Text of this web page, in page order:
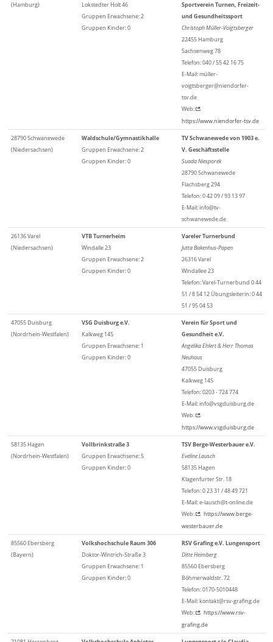
(Hamburg)
Lokstedter Holt 46
Gruppen Erwachsene: 2
Gruppen Kinder: 0
Sportverein Turnen, Freizeit-
und Gesundheitssport
Christoph Müller-Voigtsberger
22455 Hamburg
Sachsenweg 78
Telefon: 040 / 55 42 16 75
E-Mail: müller-
voigtsberger@niendorfer-
tsv.de
Web:
https://www.niendorfer-tsv.de
28790 Schwanewede
(Niedersachsen)
Waldschule/Gymnastikhalle
Gruppen Erwachsene: 2
Gruppen Kinder: 0
TV Schwanewede von 1903 e.
V. Geschäftsstelle
Suada Niesporek
28790 Schwanewede
Flachsberg 294
Telefon: 0 42 09 / 93 13 97
E-Mail: info@tv-
schwanewede.de
26136 Varel
(Niedersachsen)
VTB Turnerheim
Windalle 23
Gruppen Erwachsene: 2
Gruppen Kinder: 0
Vareler Turnerbund
Jutta Bakenhus-Papen
26316 Varel
Windallee 23
Telefon: Varel-Turnerbund 0 44
51 / 8 54 12 Übungsleiterin: 0 44
51 / 95 04 53
47055 Duisburg
(Nordrhein-Westfalen)
VSG Duisburg e.V.
Kalkweg 145
Gruppen Erwachsene: 1
Gruppen Kinder: 0
Verein für Sport und
Gesundheit e.V.
Angelika Ehlert & Herr Thomas
Neuhaus
47055 Duisburg
Kalkweg 145
Telefon: 0203 - 724 774
E-Mail: info@vsgduisburg.de
Web:
https://www.vsgduisburg.de
58135 Hagen
(Nordrhein-Westfalen)
Vollbrinkstraße 3
Gruppen Erwachsene: 5
Gruppen Kinder: 0
TSV Berge-Westerbauer e.V.
Eveline Lausch
58135 Hagen
Klagenfurter Str. 18
Telefon: 0 23 31 / 48 49 721
E-Mail: e-lausch@t-online.de
Web:
https://www.berge-
westerbauer.de
85560 Ebersberg
(Bayern)
Volkshochschule Raum 306
Doktor-Wintrich-Straße 3
Gruppen Erwachsene: 1
Gruppen Kinder: 0
RSV Grafing e.V. Lungensport
Ditte Heimberg
85560 Ebersberg
Böhmerwaldstr. 72
Telefon: 0170-5010448
E-Mail: kontakt@rsv-grafing.de
Web:
https://www.rsv-
grafing.de